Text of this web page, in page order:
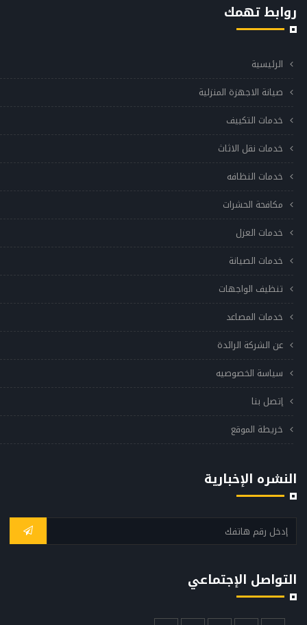
روابط تهمك
الرئيسية
صيانة الاجهزة المنزلية
خدمات التكييف
خدمات نقل الاثاث
خدمات النظافه
مكافحة الحشرات
خدمات العزل
خدمات الصيانة
تنظيف الواجهات
خدمات المصاعد
عن الشركة الرائدة
سياسة الخصوصيه
إتصل بنا
خريطة الموقع
النشره الإخبارية
التواصل الإجتماعي